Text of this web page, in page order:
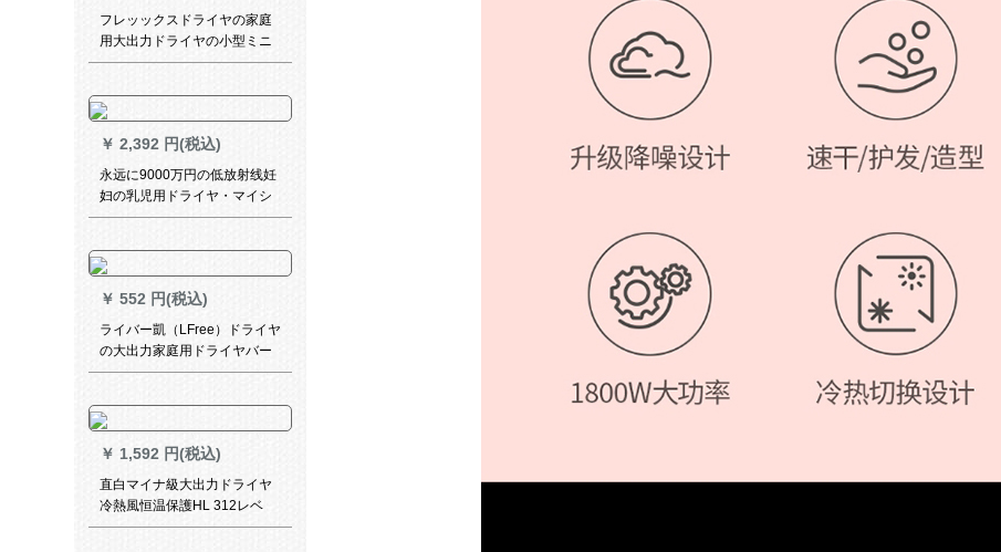
フレッックスドライヤの家庭
用大出力ドライヤの小型ミニ
折りたみ式ドライヤー学生寮
音ドラヤーの恒温保護が魅力
です。
￥ 2,392 円(税込)
永远に9000万円の低放射线妊
妇の乳児用ドライヤ・マイシ
ンローン2100 Wの大出力の専
￥ 552 円(税込)
ライバー凱（LFree）ドライヤ
の大出力家庭用ドライヤバー
レル冷熱風寮サーロン理髪店
7プロシュート
￥ 1,592 円(税込)
直白マイナ級大出力ドライヤ
冷熱風恒温保護HL 312レベ
ル・アルプラデル